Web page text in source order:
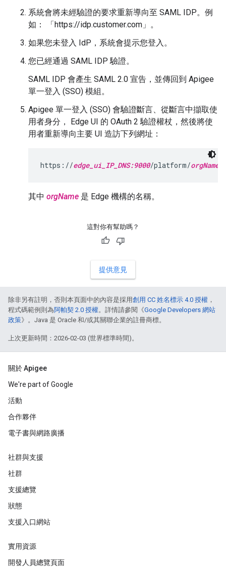
系統會將未經驗證的要求重新導向至 SAML IDP。例
如： 「https://idp.customer.com」。
如果您未登入 IdP，系統會提示您登入。
您已經通過 SAML IDP 驗證。
SAML IDP 會產生 SAML 2.0 宣告，並傳回到 Apigee
單一登入 (SSO) 模組。
Apigee 單一登入 (SSO) 會驗證斷言、從斷言中擷取使
用者身分， Edge UI 的 OAuth 2 驗證權杖，然後將使
用者重新導向主要 UI 造訪下列網址：
https://edge_ui_IP_DNS:9000/platform/orgName
其中 orgName 是 Edge 機構的名稱。
這對你有幫助嗎？
提供意見
除非另有註明，否則本頁面中的內容是採用創用 CC 姓名標示 4.0 授權 ，
程式碼範例則為阿帕契 2.0 授權。詳情請參閱《Google Developers 網站
政策》。Java 是 Oracle 和/或其關聯企業的註冊商標。
上次更新時間：2026-02-03 (世界標準時間)。
關於 Apigee
We're part of Google
活動
合作夥伴
電子書與網路廣播
社群與支援
社群
支援總覽
狀態
支援入口網站
實用資源
開發人員總覽頁面